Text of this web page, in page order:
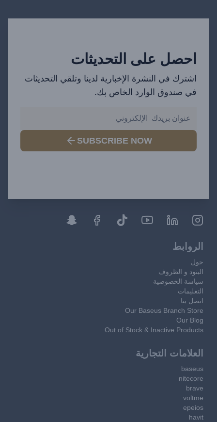
احصل على التحديثات
اشترك في النشرة الإخبارية لدينا وتلقي التحديثات
في صندوق الوارد الخاص بك.
SUBSCRIBE NOW
الروابط
حول
البنود و الظروف
سياسة الخصوصية
التعليمات
اتصل بنا
Our Baseus Branch Store
Our Blog
Out of Stock & Inactive Products
العلامات التجارية
baseus
nitecore
brave
voltme
epeios
havit